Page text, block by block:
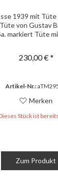
1939 mit
von Gustav
markiert Tüte
230,00 € *
Artikel-Nr.:
Merken
Stück ist
Zum Produkt